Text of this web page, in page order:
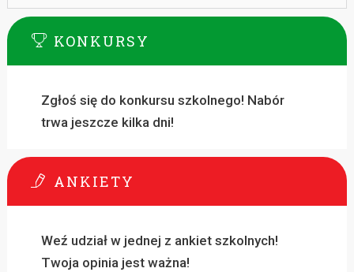
KONKURSY
Zgłoś się do konkursu szkolnego! Nabór
trwa jeszcze kilka dni!
ANKIETY
Weź udział w jednej z ankiet szkolnych!
Twoja opinia jest ważna!